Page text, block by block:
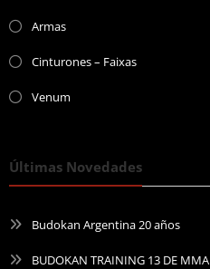
Armas
Cinturones – Faixas
Venum
Últimas Novedades
Budokan Argentina 20 años
BUDOKAN TRAINING 13 DE MMA